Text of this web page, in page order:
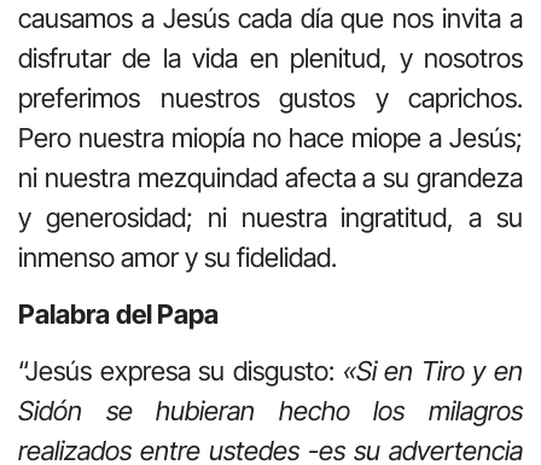
causamos a Jesús cada día que nos invita a
disfrutar de la vida en plenitud, y nosotros
preferimos nuestros gustos y caprichos.
Pero nuestra miopía no hace miope a Jesús;
ni nuestra mezquindad afecta a su grandeza
y generosidad; ni nuestra ingratitud, a su
inmenso amor y su fidelidad.
Palabradel Papa
“Jesús expresa su disgusto: «Si en Tiro y en
Sidón se hubieran hecho los milagros
realizados entre ustedes -es su advertencia